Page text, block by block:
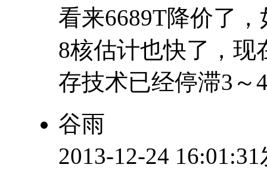
看来6689T降价了
8核估计也快了，现
存技术已经停滞3～
谷雨
2013-12-24